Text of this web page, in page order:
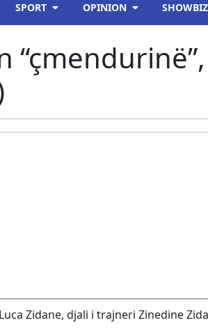
SPORT OPINION SHOWBIZ
Zidane, djali i trajneri Zinedine